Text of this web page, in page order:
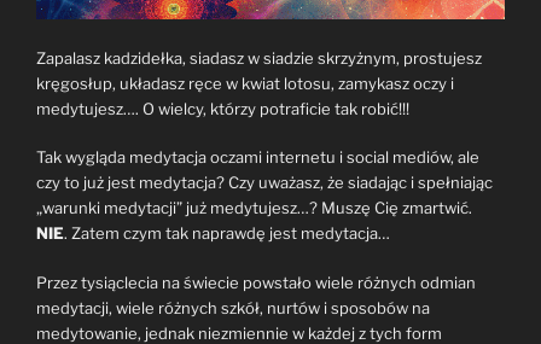
Zapalasz kadzidełka, siadasz w siadzie skrzyżnym, prostujesz
kręgosłup, układasz ręce w kwiat lotosu, zamykasz oczy i
medytujesz…. O wielcy, którzy potraficie tak robić!!!
Tak wygląda medytacja oczami internetu i social mediów, ale
czy to już jest medytacja? Czy uważasz, że siadając i spełniając
„warunki medytacji” już medytujesz…? Muszę Cię zmartwić.
NIE. Zatem czym tak naprawdę jest medytacja…
Przez tysiąclecia na świecie powstało wiele różnych odmian
medytacji, wiele różnych szkół, nurtów i sposobów na
medytowanie, jednak niezmiennie w każdej z tych form